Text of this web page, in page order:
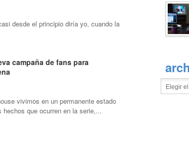
desde el principio diría yo, cuando la
campaña de fans para
vivimos en un permanente estado
que ocurren en la serie,...